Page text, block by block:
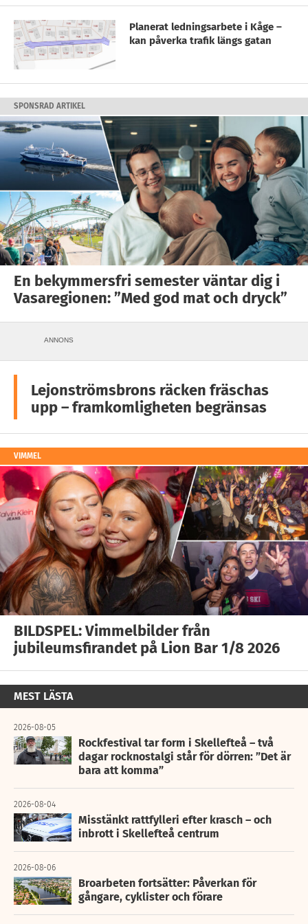
Planerat ledningsarbete i Kåge –
kan påverka trafik längs gatan
SPONSRAD ARTIKEL
En bekymmersfri semester väntar dig i
Vasaregionen: ”Med god mat och dryck”
ANNONS
Lejonströmsbrons räcken fräschas
upp – framkomligheten begränsas
VIMMEL
BILDSPEL: Vimmelbilder från
jubileumsfirandet på Lion Bar 1/8 2026
MEST LÄSTA
2026-08-05
Rockfestival tar form i Skellefteå – två
dagar rocknostalgi står för dörren: ”Det är
bara att komma”
2026-08-04
Misstänkt rattfylleri efter krasch – och
inbrott i Skellefteå centrum
2026-08-06
Broarbeten fortsätter: Påverkan för
gångare, cyklister och förare